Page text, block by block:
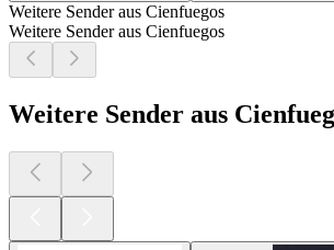
Weitere Sender aus Cienfuegos
Weitere Sender aus Cienfuegos
Weitere Sender aus